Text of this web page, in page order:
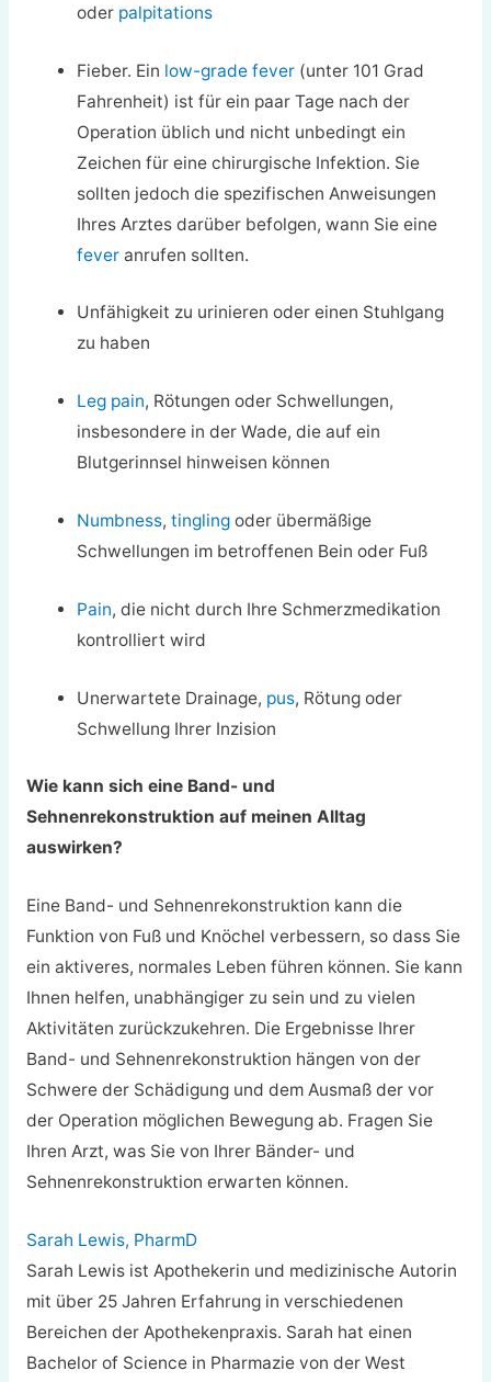
oder palpitations
Fieber. Ein low-grade fever (unter 101 Grad
Fahrenheit) ist für ein paar Tage nach der
Operation üblich und nicht unbedingt ein
Zeichen für eine chirurgische Infektion. Sie
sollten jedoch die spezifischen Anweisungen
Ihres Arztes darüber befolgen, wann Sie eine
fever anrufen sollten.
Unfähigkeit zu urinieren oder einen Stuhlgang
zu haben
Leg pain, Rötungen oder Schwellungen,
insbesondere in der Wade, die auf ein
Blutgerinnsel hinweisen können
Numbness,tingling oder übermäßige
Schwellungen im betroffenen Bein oder Fuß
Pain, die nicht durch Ihre Schmerzmedikation
kontrolliert wird
Unerwartete Drainage, pus, Rötung oder
Schwellung Ihrer Inzision
Wie kann sich eine Band- und
Sehnenrekonstruktion auf meinen Alltag
auswirken?
Eine Band- und Sehnenrekonstruktion kann die
Funktion von Fuß und Knöchel verbessern, so dass Sie
ein aktiveres, normales Leben führen können. Sie kann
Ihnen helfen, unabhängiger zu sein und zu vielen
Aktivitäten zurückzukehren. Die Ergebnisse Ihrer
Band- und Sehnenrekonstruktion hängen von der
Schwere der Schädigung und dem Ausmaß der vor
der Operation möglichen Bewegung ab. Fragen Sie
Ihren Arzt, was Sie von Ihrer Bänder- und
Sehnenrekonstruktion erwarten können.
Sarah Lewis, PharmD
Sarah Lewis ist Apothekerin und medizinische Autorin
mit über 25 Jahren Erfahrung in verschiedenen
Bereichen der Apothekenpraxis. Sarah hat einen
Bachelor of Science in Pharmazie von der West